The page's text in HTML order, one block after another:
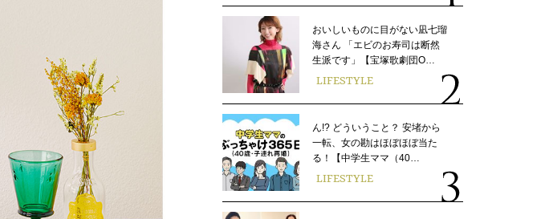
おいしいものに目がない凪七瑠
海さん 「エビのお寿司は断然
生派です」【宝塚歌劇団O…
LIFESTYLE
ん!? どういうこと？ 安堵から
一転、女の勘はほぼほぼ当た
る！【中学生ママ（40…
LIFESTYLE